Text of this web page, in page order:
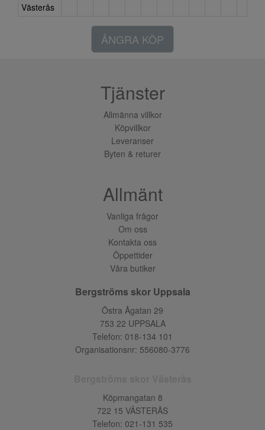
Västerås
ÅNGRA KÖP
Tjänster
Allmänna villkor
Köpvillkor
Leveranser
Byten & returer
Allmänt
Vanliga frågor
Om oss
Kontakta oss
Öppettider
Våra butiker
Bergströms skor Uppsala
Östra Ågatan 29
753 22 UPPSALA
Telefon: 018-134 101
Organisationsnr: 556080-3776
Köpmangatan 8
722 15 VÄSTERÅS
Telefon: 021-131 535